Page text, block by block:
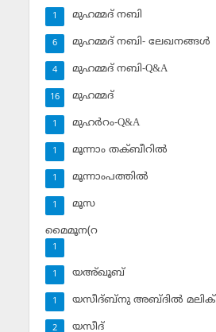
മുഹമ്മദ് നബി
1
മുഹമ്മദ് നബി- ലേഖനങ്ങള്‍
6
മുഹമ്മദ് നബി-Q&A
4
മുഹമ്മദ്‌
16
മുഹര്‍റം-Q&A
1
മൂന്നാം തക്ബീറില്‍
1
മൂന്നാംപത്തില്‍
1
മൂസ
1
മൈമൂന(റ
1
യഅ്ഖൂബ്‌
1
യസീദ്ബ്‌നു അബ്ദില്‍ മലിക്‌
1
യസീദ്‌
2